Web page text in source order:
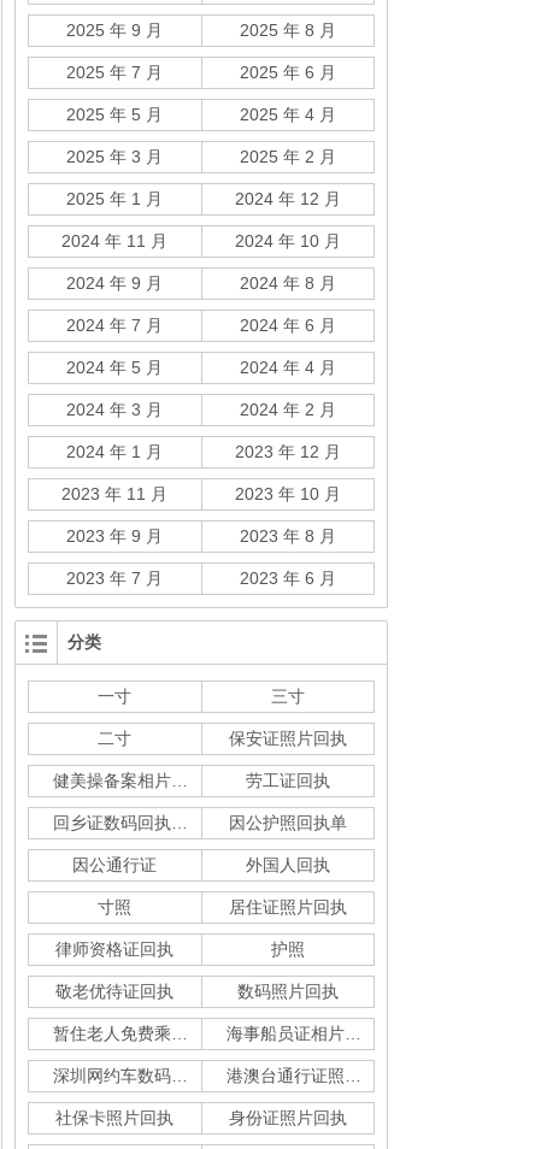
2025 年 9 月 2025 年 8 月
2025 年 7 月 2025 年 6 月
2025 年 5 月 2025 年 4 月
2025 年 3 月 2025 年 2 月
2025 年 1 月 2024 年 12 月
2024 年 11 月 2024 年 10 月
2024 年 9 月 2024 年 8 月
2024 年 7 月 2024 年 6 月
2024 年 5 月 2024 年 4 月
2024 年 3 月 2024 年 2 月
2024 年 1 月 2023 年 12 月
2023 年 11 月 2023 年 10 月
2023 年 9 月 2023 年 8 月
2023 年 7 月 2023 年 6 月
分类
一寸 三寸
二寸 保安证照片回执
劳工证回执
因公护照回执单
因公通行证 外国人回执
寸照 居住证照片回执
律师资格证回执 护照
敬老优待证回执 数码照片回执
海事船员证相片采集
社保卡照片回执 身份证照片回执